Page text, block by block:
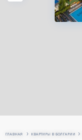
ГЛАВНАЯ КВАРТИРЫ В БОЛГАРИИ